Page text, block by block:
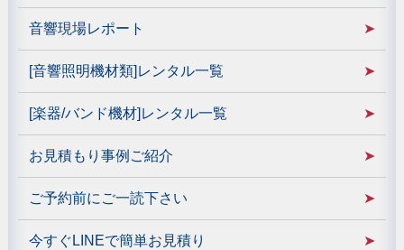
音響現場レポート
[音響照明機材類]レンタル一覧
[楽器/バンド機材]レンタル一覧
お見積もり事例ご紹介
ご予約前にご一読下さい
今すぐLINEで簡単お見積り